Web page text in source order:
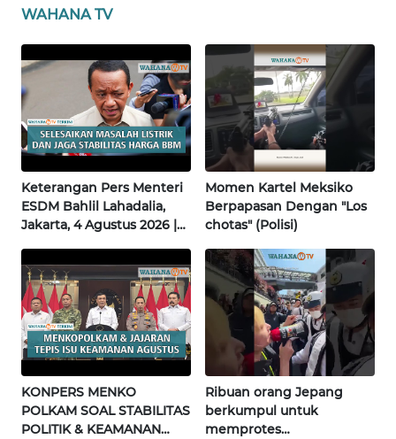
WAHANA TV
Keterangan Pers Menteri
ESDM Bahlil Lahadalia,
Jakarta, 4 Agustus 2026 |
Momen Kartel Meksiko
Berpapasan Dengan "Los
chotas" (Polisi)
KONPERS MENKO
POLKAM SOAL STABILITAS
POLITIK & KEAMANAN
Ribuan orang Jepang
berkumpul untuk
memprotes
INDEKS
BERITA
KONTAK
KAMI
INFO
IKLAN
TENTANG
KAMI
PEDOMAN
MEDIA
SIBER
REDAKSI